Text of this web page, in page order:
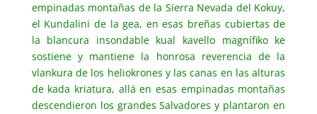
empinadas montañas de la Sierra Nevada del Kokuy,
el Kundalini de la gea, en esas breñas cubiertas de
la blancura insondable kual kavello magnífiko ke
sostiene y mantiene la honrosa reverencia de la
vlankura de los heliokrones y las canas en las alturas
de kada kriatura, allá en esas empinadas montañas
descendieron los grandes Salvadores y plantaron en